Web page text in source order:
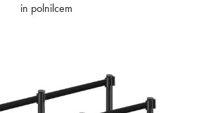
in polnilcem